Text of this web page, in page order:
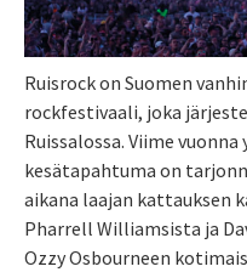
Ruisrock on Suomen
rockfestivaali, joka
Ruissalossa. Viime
kesätapahtuma on
aikana laajan kattauksen
Pharrell Williamsista ja
Ozzy Osbourneen